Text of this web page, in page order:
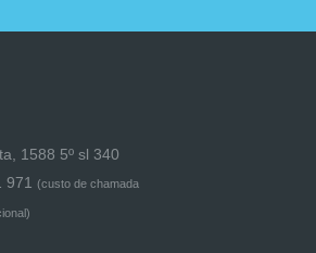
1588 5º sl 340
971 (custo de chamada